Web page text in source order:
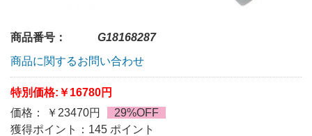
商品番号：
G18168287
商品に関するお問い合わせ
特別価格: ￥16780円
価格： ￥23470円
29%OFF
獲得ポイント：145 ポイント